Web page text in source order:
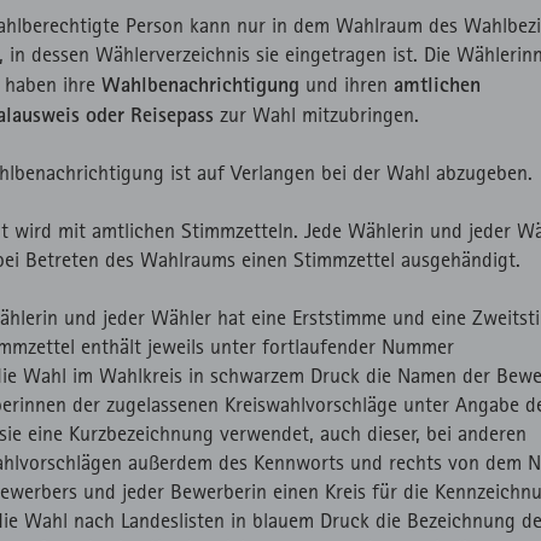
Person kann nur in dem Wahlraum des
in dessen Wählerverzeichnis sie eingetragen ist. Die
ihre Wahlbenachrichtigung und ihren amtlichen
oder Reisepass zur Wahl mitzubringen.
ist auf Verlangen bei der Wahl abzugeben.
wird mit amtlichen Stimmzetteln. Jede Wählerin und jeder
Betreten des Wahlraums einen Stimmzettel ausgehändigt.
und jeder Wähler hat eine Erststimme und eine
enthält jeweils unter fortlaufender Nummer
Wahl im Wahlkreis in schwarzem Druck die Namen der
der zugelassenen Kreiswahlvorschläge unter Angabe
eine Kurzbezeichnung verwendet, auch dieser, bei anderen
außerdem des Kennworts und rechts von dem
und jeder Bewerberin einen Kreis für die
Wahl nach Landeslisten in blauem Druck die Bezeichnung